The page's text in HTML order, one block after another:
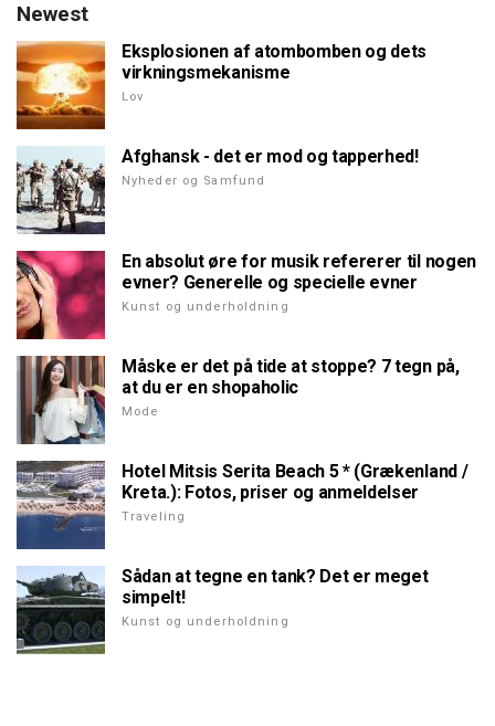
Newest
Eksplosionen af atombomben og dets
virkningsmekanisme
Lov
Afghansk - det er mod og tapperhed!
Nyheder og Samfund
En absolut øre for musik refererer til nogen
evner? Generelle og specielle evner
Kunst og underholdning
Måske er det på tide at stoppe? 7 tegn på,
at du er en shopaholic
Mode
Hotel Mitsis Serita Beach 5 * (Grækenland /
Kreta.): Fotos, priser og anmeldelser
Traveling
Sådan at tegne en tank? Det er meget
simpelt!
Kunst og underholdning